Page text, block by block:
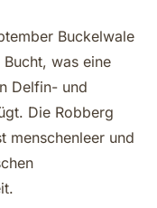
Buckelwale
was eine
Delfin- und
Die Robberg
menschenleer und